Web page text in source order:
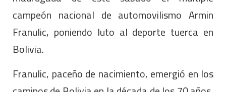
campeón nacional de automovilismo Armin
Franulic, poniendo luto al deporte tuerca en
Bolivia.
Franulic, paceño de nacimiento, emergió en los